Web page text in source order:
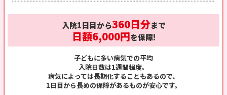
入院1日目から360日分まで
日額6,000円を保障!
子どもに多い病気での平均
入院日数は1週間程度。
病気によっては長期化することもあるので、
1日目から長めの保障があるものが安心です。